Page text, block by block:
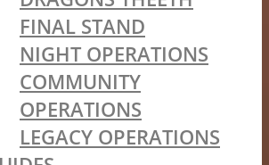
FINAL STAND
NIGHT OPERATIONS
COMMUNITY
OPERATIONS
LEGACY OPERATIONS